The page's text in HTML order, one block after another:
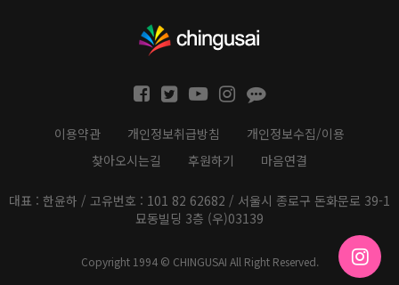
이용약관 개인정보취급방침
개인정보수집/이용
찾아오시는길
후원하기 마음연결
대표 : 한윤하 / 고유번호 : 101 82 62682 / 서울시 종로구 돈화문로 39-1
묘동빌딩 3층 (우)03139
Copyright 1994 © CHINGUSAI All Right Reserved.